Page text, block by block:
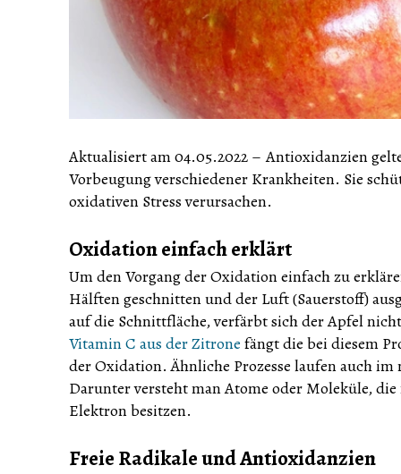
Aktualisiert am 04.05.2022 – Antioxidanzien
Vorbeugung verschiedener Krankheiten. Sie
oxidativen Stress verursachen.
Oxidation einfach erklärt
Um den Vorgang der Oxidation einfach zu
Hälften geschnitten und der Luft (Sauerstoff)
auf die Schnittfläche, verfärbt sich der Apfel
Vitamin C aus der Zitrone fängt die bei diesem
der Oxidation. Ähnliche Prozesse laufen auch
Darunter versteht man Atome oder Moleküle,
Elektron besitzen.
Freie Radikale und Antioxidanzien